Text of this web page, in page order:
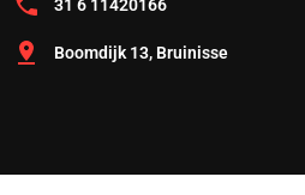
31 6 11420166
Boomdijk 13, Bruinisse